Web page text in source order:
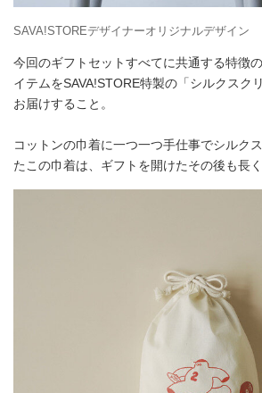
SAVA!STOREデザイナーオリジナルデザイン
今回のギフトセットすべてに共通する特徴
イテムをSAVA!STORE特製の「シルクスク
お届けすること。
コットンの巾着に一つ一つ手仕事でシルク
たこの巾着は、ギフトを開けたその後も長